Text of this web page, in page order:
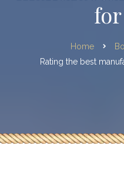
for
Home
Rating the best